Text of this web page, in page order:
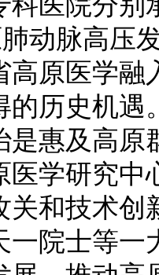
动脉高压
高原医学
的历史机遇
惠及高原
医学研究
关和技术
一院士等